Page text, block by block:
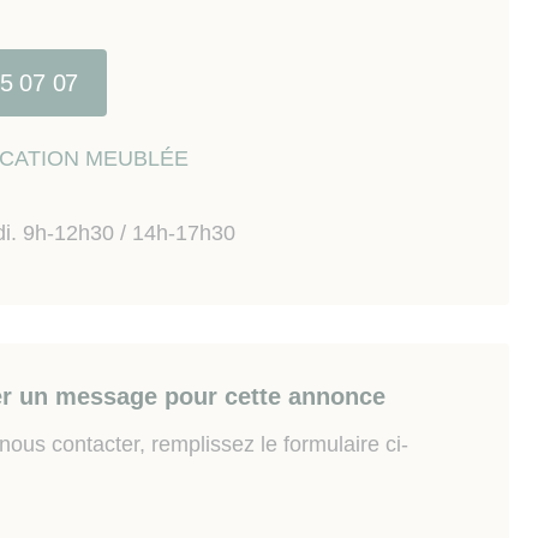
07 07
MEUBLÉE
9h-12h30 / 14h-17h30
un message pour cette annonce
contacter, remplissez le formulaire ci-